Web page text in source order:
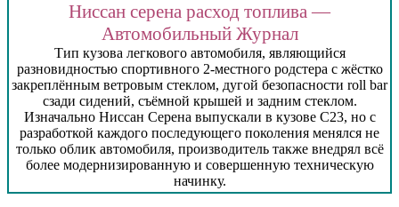
Ниссан серена расход топлива —
Автомобильный Журнал
Тип кузова легкового автомобиля, являющийся
разновидностью спортивного 2-местного родстера с жёстко
закреплённым ветровым стеклом, дугой безопасности roll bar
сзади сидений, съёмной крышей и задним стеклом.
Изначально Ниссан Серена выпускали в кузове С23, но с
разработкой каждого последующего поколения менялся не
только облик автомобиля, производитель также внедрял всё
более модернизированную и совершенную техническую
начинку.